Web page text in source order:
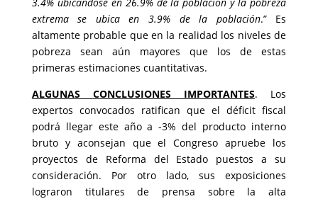
extrema se ubica en 3.9% de la población.” Es
altamente probable que en la realidad los niveles de
pobreza sean aún mayores que los de estas
primeras estimaciones cuantitativas.
ALGUNAS CONCLUSIONES IMPORTANTES. Los
expertos convocados ratifican que el déficit fiscal
podrá llegar este año a -3% del producto interno
bruto y aconsejan que el Congreso apruebe los
proyectos de Reforma del Estado puestos a su
consideración. Por otro lado, sus exposiciones
lograron titulares de prensa sobre la alta